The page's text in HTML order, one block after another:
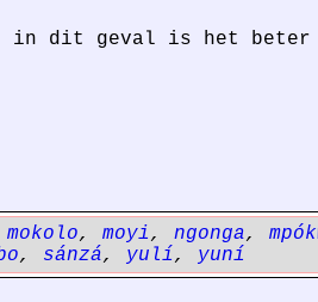
in dit geval is het beter
mokolo, moyi, ngonga,
, sánzá, yulí, yuní